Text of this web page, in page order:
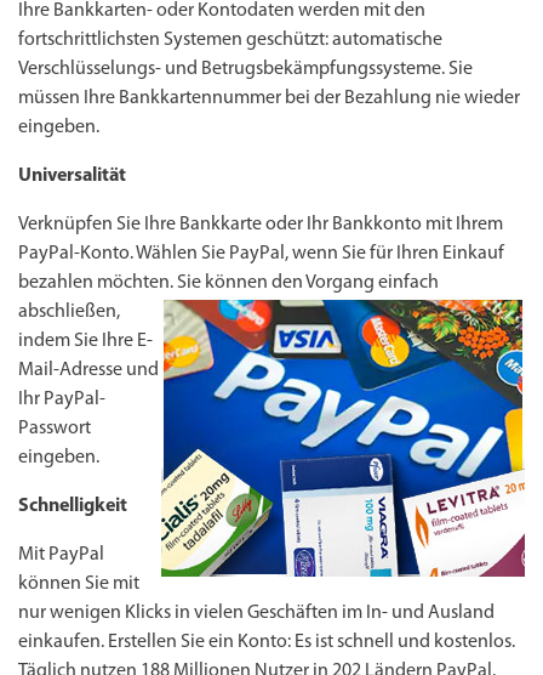
Ihre Bankkarten- oder Kontodaten werden mit den
fortschrittlichsten Systemen geschützt: automatische
Verschlüsselungs- und Betrugsbekämpfungssysteme. Sie
müssen Ihre Bankkartennummer bei der Bezahlung nie wieder
eingeben.
Universalität
Verknüpfen Sie Ihre Bankkarte oder Ihr Bankkonto mit Ihrem
PayPal-Konto. Wählen Sie PayPal, wenn Sie für Ihren Einkauf
bezahlen möchten. Sie können den Vorgang einfach
abschließen,
indem Sie Ihre E-
Mail-Adresse und
Ihr PayPal-
Passwort
eingeben.
Schnelligkeit
Mit PayPal
können Sie mit
nur wenigen Klicks in vielen Geschäften im In- und Ausland
einkaufen. Erstellen Sie ein Konto: Es ist schnell und kostenlos.